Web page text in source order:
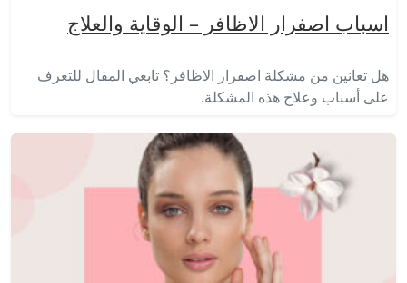
اسباب اصفرار الاظافر – الوقاية والعلاج
هل تعانين من مشكلة اصفرار الاظافر؟ تابعي المقال للتعرف
على أسباب وعلاج هذه المشكلة.